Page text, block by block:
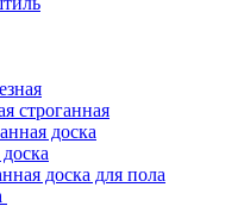
строганная
доска
доска для пола